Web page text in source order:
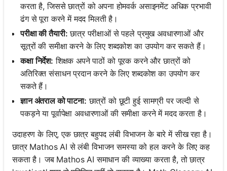
करता है, जिससे छात्रों को अपना होमवर्क असाइनमेंट अधिक प्रभावी
ढंग से पूरा करने में मदद मिलती है।
परीक्षा की तैयारी: छात्र परीक्षाओं से पहले प्रमुख अवधारणाओं और
सूत्रों की समीक्षा करने के लिए शब्दकोश का उपयोग कर सकते हैं।
कक्षा निर्देश: शिक्षक अपने पाठों को पूरक करने और छात्रों को
अतिरिक्त संसाधन प्रदान करने के लिए शब्दकोश का उपयोग कर
सकते हैं।
ज्ञान अंतराल को पाटना: छात्रों को छूटी हुई सामग्री पर जल्दी से
पकड़ने या पूर्वापेक्षा अवधारणाओं की समीक्षा करने में मदद करता है।
उदाहरण के लिए, एक छात्र बहुपद लंबी विभाजन के बारे में सीख रहा है।
छात्र Mathos AI से लंबी विभाजन समस्या को हल करने के लिए कह
सकता है। जब Mathos AI समाधान की व्याख्या करता है, तो छात्र